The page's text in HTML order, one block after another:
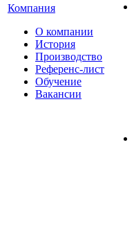
Компания
О компании
История
Производство
Референс-лист
Обучение
Вакансии